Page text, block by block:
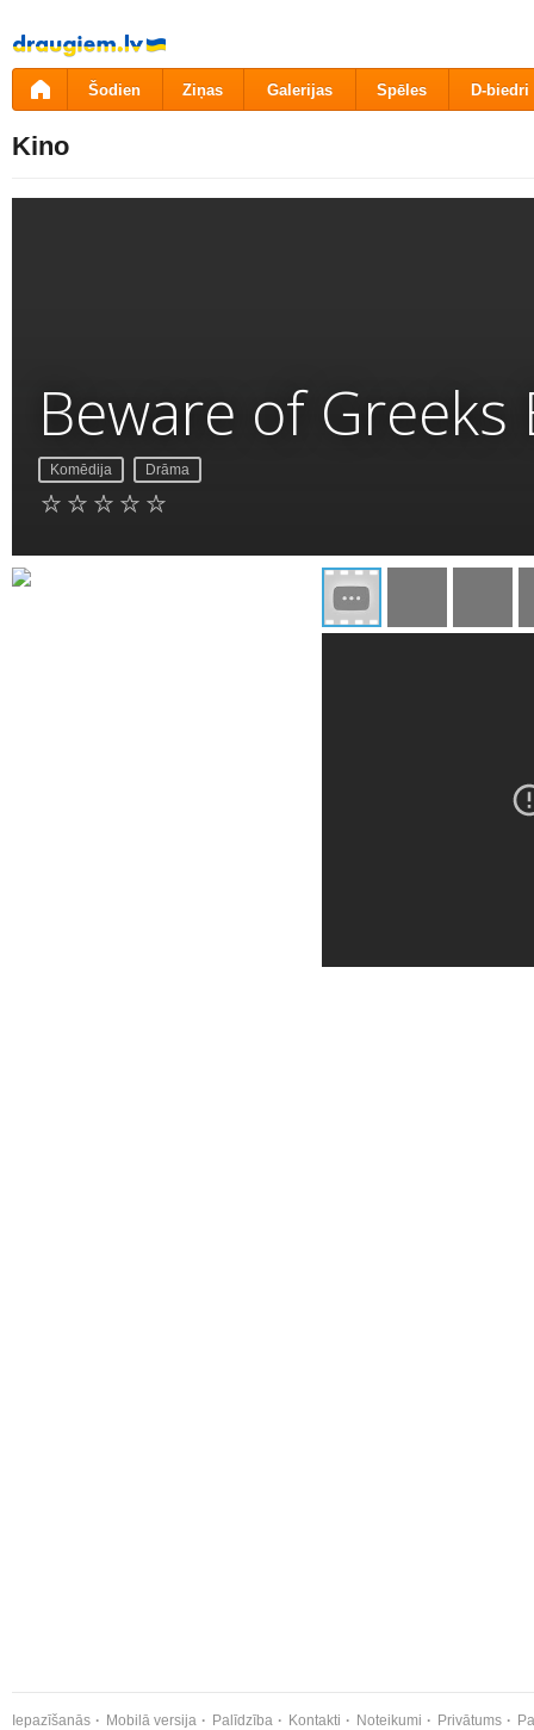
Pāriet
uz
saturu
Šodien Ziņas Galerijas Spēles D-biedri
Kino
Beware of
Komēdija Drāma
Iepazīšanās Mobilā versija Palīdzība Kontakti Noteikumi Privātums